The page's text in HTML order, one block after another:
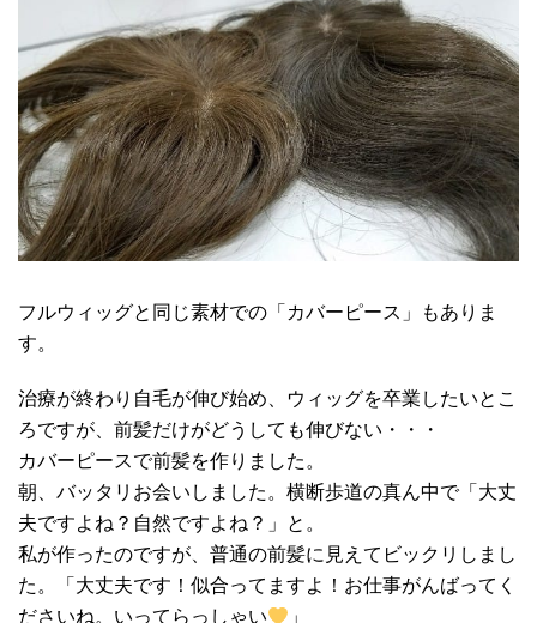
フルウィッグと同じ素材での「カバーピース」もありま
す。
治療が終わり自毛が伸び始め、ウィッグを卒業したいとこ
ろですが、前髪だけがどうしても伸びない・・・
カバーピースで前髪を作りました。
朝、バッタリお会いしました。横断歩道の真ん中で「大丈
夫ですよね？自然ですよね？」と。
私が作ったのですが、普通の前髪に見えてビックリしまし
た。「大丈夫です！似合ってますよ！お仕事がんばってく
ださいね。いってらっしゃい
」